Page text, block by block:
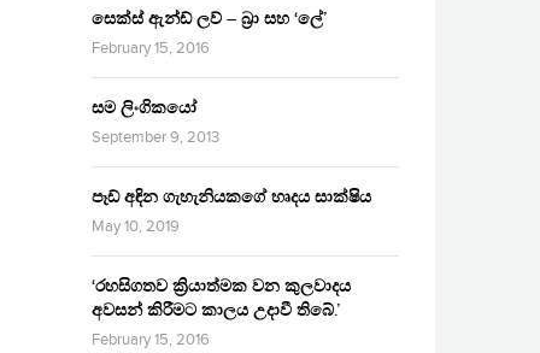
සෙක්ස් ඇන්ඩ් ලව් – බ්‍රා සහ ‘ලේ’
February 15, 2016
සම ලිංගිකයෝ
September 9, 2013
පෑඩ් අඳින ගැහැනියකගේ හෘදය සාක්ෂිය
May 10, 2019
‘රහසිගතව ක්‍රියාත්මක වන කුලවාදය
අවසන් කිරීමට කාලය උදාවී තිබේ.’
February 15, 2016